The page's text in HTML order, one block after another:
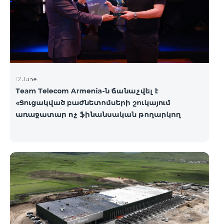
12 June
Team Telecom Armenia-ն ճանաչվել է
«Ցուցակված բաժնետոմսերի շուկայում
առաջատար ոչ ֆինանսական թողարկող